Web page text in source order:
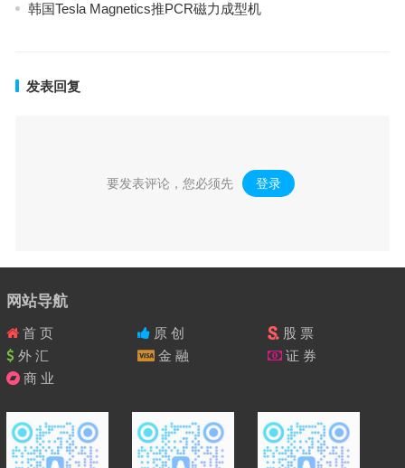
韩国Tesla Magnetics推PCR磁力成型机
发表回复
要发表评论，您必须先 登录 。
网站导航
首 页 原 创
股 票
外 汇
金 融
证 券
商 业